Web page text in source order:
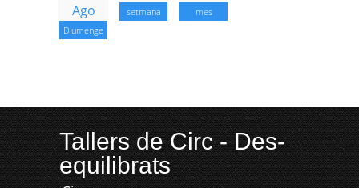
Ago
Diumenge
setmana mes
Tallers de Circ - Des-
equilibrats